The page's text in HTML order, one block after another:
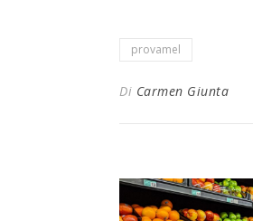
provamel
Di Carmen Giunta